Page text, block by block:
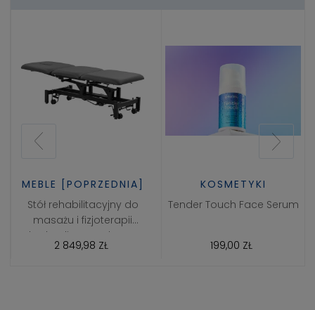
MEBLE [POPRZEDNIA]
Stół rehabilitacyjny do
masażu i fizjoterapii
hydrauliczny Balance
Solidum 3 Szary
2 849,98 ZŁ
KOSMETYKI
Tender Touch Face Serum
199,00 ZŁ